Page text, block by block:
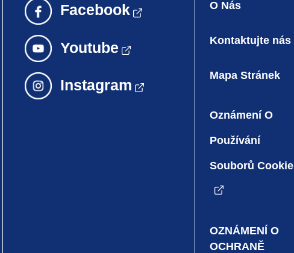
O Nás
Kontaktujte nás
Mapa Stránek
Oznámení O
Používání
Souborů Cookie
OZNÁMENÍ O
OCHRANĚ